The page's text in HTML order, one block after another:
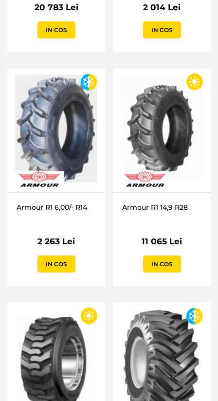
20 783 Lei
IN COS
2 014 Lei
IN COS
Armour R1 6,00/- R14
2 263 Lei
IN COS
Armour R1 14,9 R28
11 065 Lei
IN COS